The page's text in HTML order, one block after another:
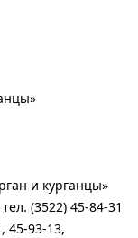
и курганцы»
(3522) 45-84-31
45-93-13,